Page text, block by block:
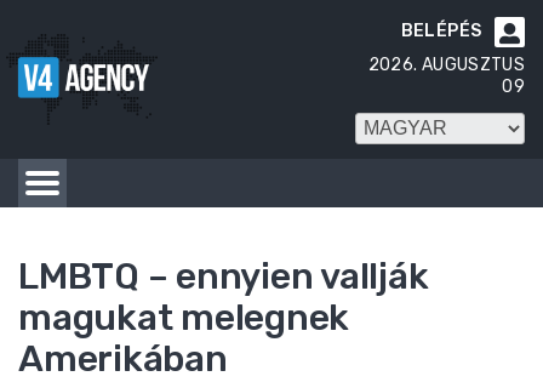

BELÉPÉS
2026. AUGUSZTUS
09
LMBTQ – ennyien vallják
magukat melegnek
Amerikában